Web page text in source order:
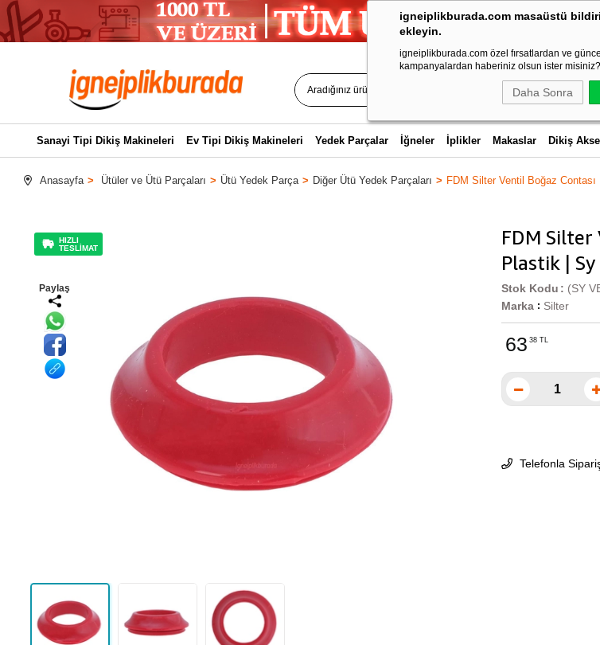
igneiplikburada.com masaüstü
ekleyin.
igneiplikburada.com özel fırsatlardan ve güncel
kampanyalardan haberiniz olsun ister misiniz?
Daha Sonra
Sanayi Tipi Dikiş Makineleri Ev Tipi Dikiş Makineleri Yedek Parçalar İğneler İplikler Makaslar Dikiş
Anasayfa Ütüler ve Ütü Parçaları Ütü Yedek Parça Diğer Ütü Yedek Parçaları FDM Silter Ventil Boğaz
HIZLI
TESLİMAT
Paylaş
FDM Silter
Plastik |
(SY
Stok Kodu
Marka : Silter
63 38 TL
Telefonla